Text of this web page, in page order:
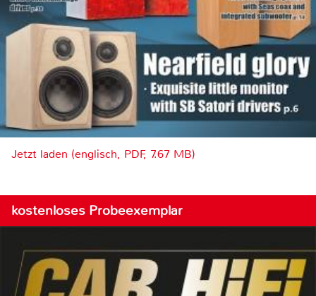
Jetzt laden (englisch, PDF, 7.67 MB)
kostenloses Probeexemplar